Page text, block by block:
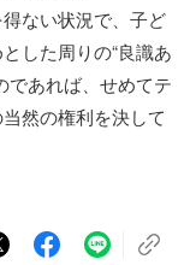
ない状況で、子ど
した周りの“良識あ
であれば、せめてテ
然の権利を決して